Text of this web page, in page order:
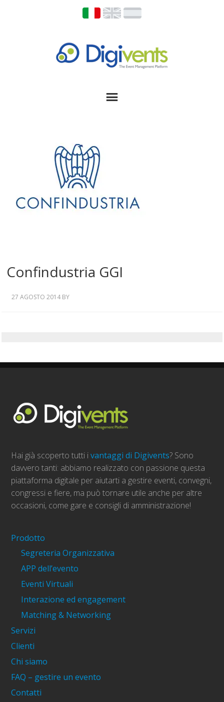
Confindustria GGI
27 AGOSTO 2014 BY
Hai già scoperto tutti ivantaggi di Digivents? Sono
davvero tanti: abbiamo realizzato con passione questa
piattaforma digitale per aiutarti a gestire eventi, convegni,
congressi e fiere, ma può tornare utile anche per altre
occasioni, come gare e consigli di amministrazione!
Prodotto
Segreteria Organizzativa
APP dell’evento
Eventi Virtuali
Interazione ed engagement
Matching & Networking
Servizi
Clienti
Chi siamo
FAQ – gestire un evento
Contatti